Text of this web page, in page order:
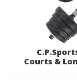
Courts &